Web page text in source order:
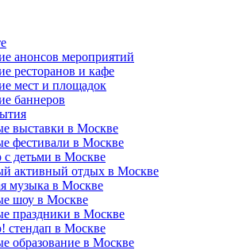
анонсов мероприятий
ресторанов и кафе
мест и площадок
баннеров
выставки в Москве
фестивали в Москве
с детьми в Москве
активный отдых в Москве
музыка в Москве
шоу в Москве
праздники в Москве
стендап в Москве
образование в Москве